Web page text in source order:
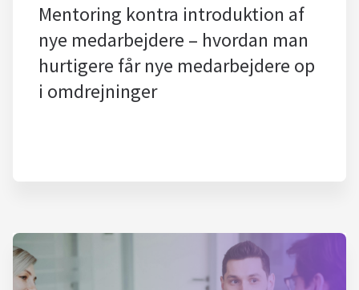
Mentoring kontra introduktion af
nye medarbejdere – hvordan man
hurtigere får nye medarbejdere op
i omdrejninger